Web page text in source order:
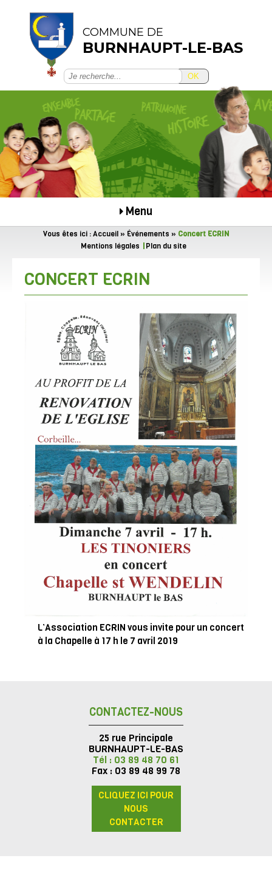
COMMUNE DE
BURNHAUPT-LE-BAS
OK
Menu
Vous êtes ici :Accueil » Événements » Concert ECRIN
Mentions légales
Plan du site
CONCERT ECRIN
L’Association ECRIN vous invite pour un concert
à la Chapelle à 17 h le 7 avril 2019
CONTACTEZ-NOUS
25 rue Principale
BURNHAUPT-LE-BAS
Tél : 03 89 48 70 61
Fax : 03 89 48 99 78
CLIQUEZ ICI POUR
NOUS
CONTACTER